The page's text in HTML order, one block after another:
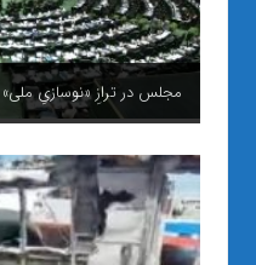
مجلس در ترازِ «نوسازیِ